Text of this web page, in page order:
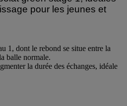
green stage 1, idéales
pour les jeunes et
1, dont le rebond se situe entre la
balle normale.
la durée des échanges, idéale